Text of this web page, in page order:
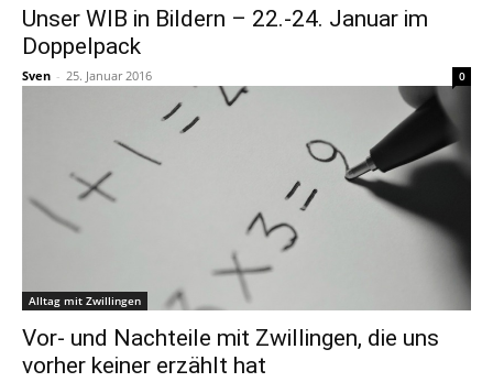
Unser WIB in Bildern – 22.-24. Januar im
Doppelpack
Sven - 25. Januar 2016 0
Alltag mit Zwillingen
Vor- und Nachteile mit Zwillingen, die uns
vorher keiner erzählt hat